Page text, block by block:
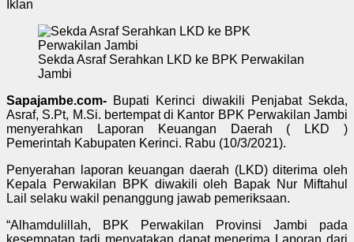
Iklan
Sekda Asraf Serahkan LKD ke BPK Perwakilan
Jambi
Sapajambe.com- Bupati Kerinci diwakili Penjabat Sekda,
Asraf, S.Pt, M.Si. bertempat di Kantor BPK Perwakilan Jambi
menyerahkan Laporan Keuangan Daerah ( LKD )
Pemerintah Kabupaten Kerinci. Rabu (10/3/2021).
Penyerahan laporan keuangan daerah (LKD) diterima oleh
Kepala Perwakilan BPK diwakili oleh Bapak Nur Miftahul
Lail selaku wakil penanggung jawab pemeriksaan.
“Alhamdulillah, BPK Perwakilan Provinsi Jambi pada
kesempatan tadi menyatakan dapat menerima Laporan dari